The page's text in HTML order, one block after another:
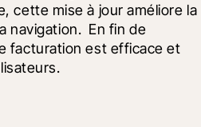
cette mise à jour améliore la
navigation.  En fin de
facturation est efficace et